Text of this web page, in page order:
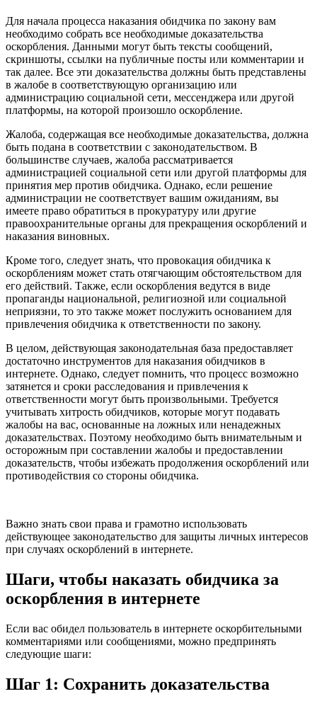
Для начала процесса наказания обидчика по закону вам
необходимо собрать все необходимые доказательства
оскорбления. Данными могут быть тексты сообщений,
скриншоты, ссылки на публичные посты или комментарии и
так далее. Все эти доказательства должны быть представлены
в жалобе в соответствующую организацию или
администрацию социальной сети, мессенджера или другой
платформы, на которой произошло оскорбление.
Жалоба, содержащая все необходимые доказательства, должна
быть подана в соответствии с законодательством. В
большинстве случаев, жалоба рассматривается
администрацией социальной сети или другой платформы для
принятия мер против обидчика. Однако, если решение
администрации не соответствует вашим ожиданиям, вы
имеете право обратиться в прокуратуру или другие
правоохранительные органы для прекращения оскорблений и
наказания виновных.
Кроме того, следует знать, что провокация обидчика к
оскорблениям может стать отягчающим обстоятельством для
его действий. Также, если оскорбления ведутся в виде
пропаганды национальной, религиозной или социальной
неприязни, то это также может послужить основанием для
привлечения обидчика к ответственности по закону.
В целом, действующая законодательная база предоставляет
достаточно инструментов для наказания обидчиков в
интернете. Однако, следует помнить, что процесс возможно
затянется и сроки расследования и привлечения к
ответственности могут быть произвольными. Требуется
учитывать хитрость обидчиков, которые могут подавать
жалобы на вас, основанные на ложных или ненадежных
доказательствах. Поэтому необходимо быть внимательным и
осторожным при составлении жалобы и предоставлении
доказательств, чтобы избежать продолжения оскорблений или
противодействия со стороны обидчика.
Важно знать свои права и грамотно использовать
действующее законодательство для защиты личных интересов
при случаях оскорблений в интернете.
Шаги, чтобы наказать обидчика за
оскорбления в интернете
Если вас обидел пользователь в интернете оскорбительными
комментариями или сообщениями, можно предпринять
следующие шаги:
Шаг 1: Сохранить доказательства